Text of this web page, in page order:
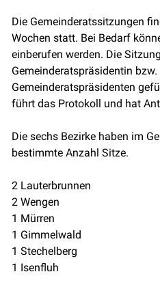
Die Gemeinderatssitzungen
Wochen statt. Bei Bedarf
einberufen werden. Die
Gemeinderatspräsidentin bzw.
Gemeinderatspräsidenten
führt das Protokoll und hat
Die sechs Bezirke haben im
bestimmte Anzahl Sitze.
2 Lauterbrunnen
2 Wengen
1 Mürren
1 Gimmelwald
1 Stechelberg
1 Isenfluh